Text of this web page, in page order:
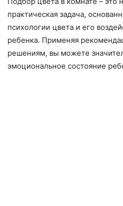
практическая задача,
психологии цвета и его
ребенка. Применяя
решениям, вы можете
эмоциональное состояние